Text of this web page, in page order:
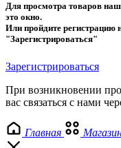
Для просмотра товаров
это окно.
Или пройдите регистрацию
"Зарегистрироваться"
Зарегистрироваться
При возникновении
вас связаться с нами
Главная